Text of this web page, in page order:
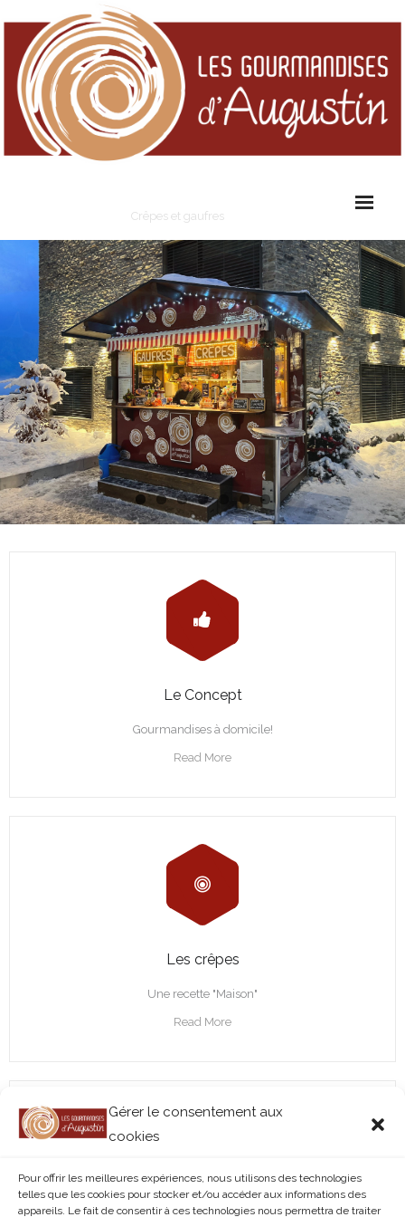
Gérer le consentement aux
cookies
Pour offrir les meilleures expériences, nous utilisons des technologies
telles que les cookies pour stocker et/ou accéder aux informations des
appareils. Le fait de consentir à ces technologies nous permettra de traiter
Crêpes et gaufres
Cart (0Items)
Le Concept
Gourmandises à domicile!
Read More
Les crêpes
Une recette "Maison"
Read More